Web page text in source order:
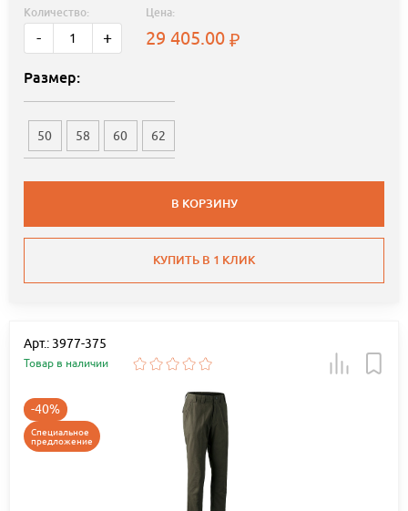
Количество:
- +
Цена:
29 405.00
Размер:
50 58 60 62
В КОРЗИНУ
КУПИТЬ В 1 КЛИК
Арт.: 3977-375
Товар в наличии
-40%
Специальное
предложение